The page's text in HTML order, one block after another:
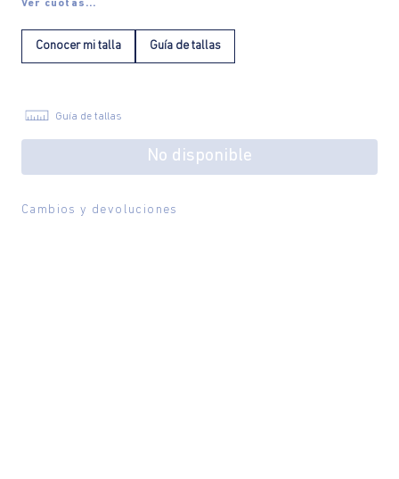
Ver cuotas...
Conocer mi talla Guía de tallas
Guía de tallas
No disponible
Cambios y devoluciones